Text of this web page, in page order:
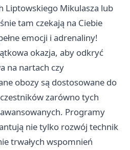
Liptowskiego Mikulasza lub
tam czekają na Ciebie
emocji i adrenaliny!
okazja, aby odkryć
na nartach czy
obozy są dostosowane do
zarówno tych
Programy
nie tylko rozwój technik
trwałych wspomnień